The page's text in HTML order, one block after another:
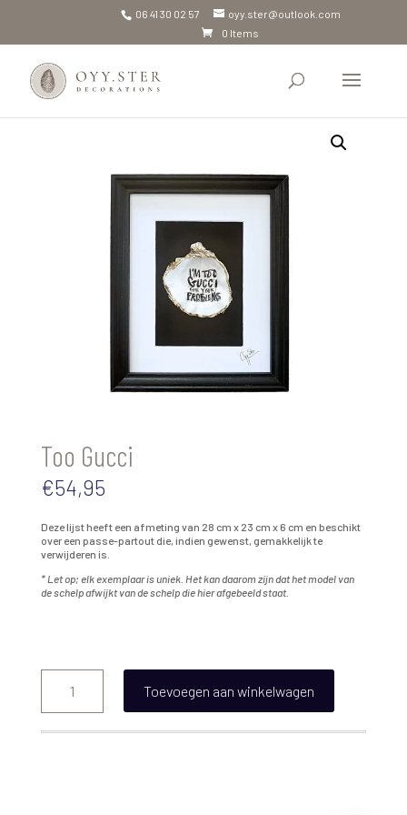
06 41 30 02 57
oyy.ster@outlook.com
0 Items
Too Gucci
€54,95
Deze lijst heeft een afmeting van 28 cm x 23 cm x 6 cm en beschikt
over een passe-partout die, indien gewenst, gemakkelijk te
verwijderen is.
* Let op; elk exemplaar is uniek. Het kan daarom zijn dat het model van
de schelp afwijkt van de schelp die hier afgebeeld staat.
Too
Toevoegen aan winkelwagen